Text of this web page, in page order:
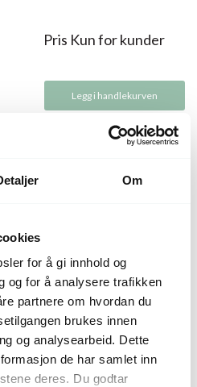
Om
for å gi innhold og
og for å analysere trafikken
partnere om hvordan du
brukes innen
og analysearbeid. Dette
de har samlet inn
deres. Du godtar
Pris Kun for kunder
Legg i handlekurven
logge deg inn eller registrere
en smal spade, en bred
16-17 cm.
kommer i et polyester-folder